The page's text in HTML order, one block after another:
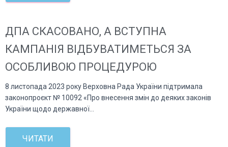
ДПА СКАСОВАНО, А ВСТУПНА
КАМПАНІЯ ВІДБУВАТИМЕТЬСЯ ЗА
ОСОБЛИВОЮ ПРОЦЕДУРОЮ
8 листопада 2023 року Верховна Рада України підтримала
законопроєкт № 10092 «Про внесення змін до деяких законів
України щодо державної…
ЧИТАТИ